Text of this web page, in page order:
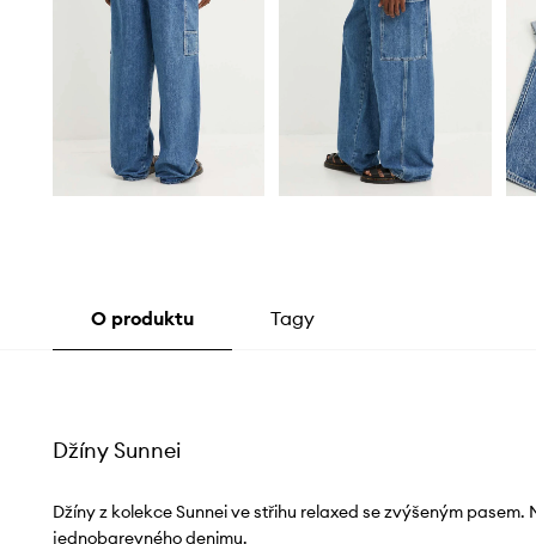
O produktu Tagy
Džíny Sunnei
Džíny z kolekce Sunnei ve střihu relaxed se zvýšeným pasem.
jednobarevného denimu.